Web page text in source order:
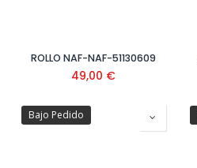
ROLLO NAF-NAF-51130609
49,00 €
Bajo Pedido